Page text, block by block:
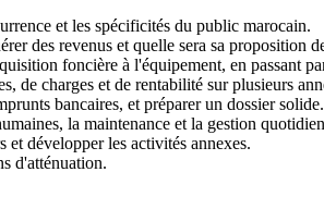
et les spécificités du public marocain.
des revenus et quelle sera sa proposition
foncière à l'équipement, en passant
de charges et de rentabilité sur plusieurs
bancaires, et préparer un dossier solide.
la maintenance et la gestion
développer les activités annexes.
d'atténuation.